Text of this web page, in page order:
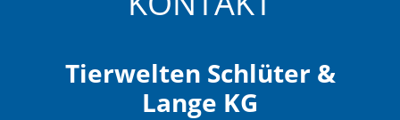
Tierwelten Schlüter &
Lange KG